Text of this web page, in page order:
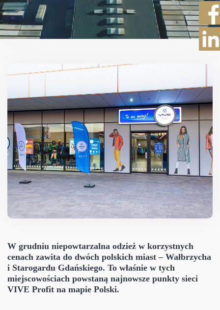
W grudniu niepowtarzalna odzież w korzystnych
cenach zawita do dwóch polskich miast – Wałbrzycha
i Starogardu Gdańskiego. To właśnie w tych
miejscowościach powstaną najnowsze punkty sieci
VIVE Profit na mapie Polski.